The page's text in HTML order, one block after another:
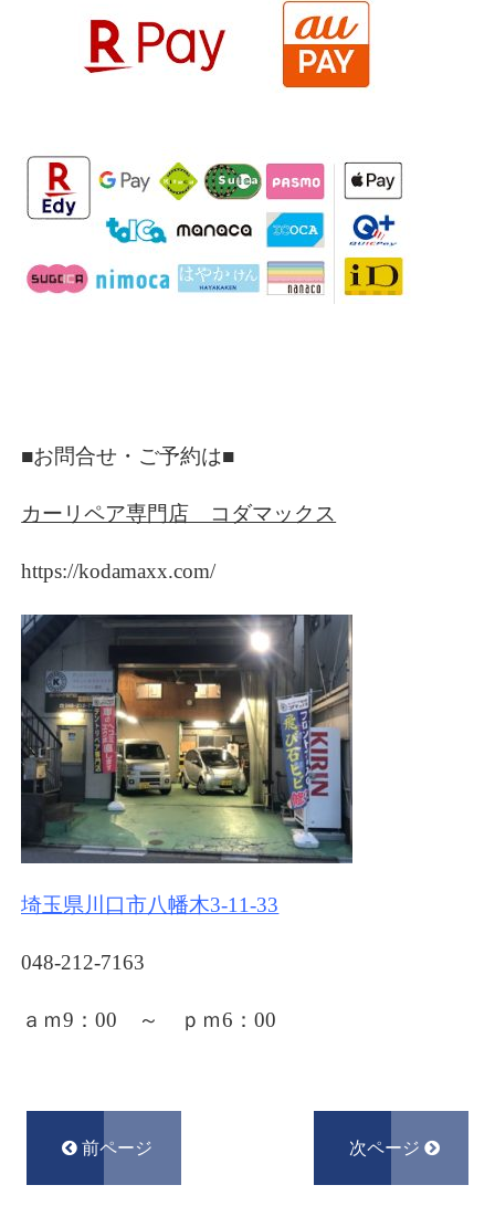
■お問合せ・ご予約は■
カーリペア専門店 コダマックス
https://kodamaxx.com/
埼玉県川口市八幡木3-11-33
048-212-7163
ａｍ9：00 ～ ｐｍ6 ：00
前ページ 次ページ